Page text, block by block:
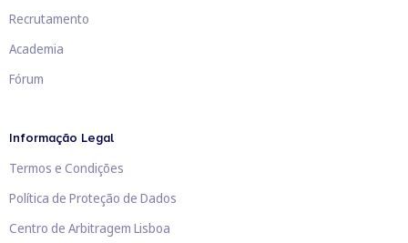
Recrutamento
Academia
Fórum
Informação Legal
Termos e Condições
Política de Proteção de Dados
Centro de Arbitragem Lisboa